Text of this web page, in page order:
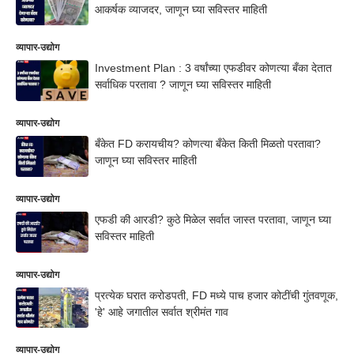
आकर्षक व्याजदर, जाणून घ्या सविस्तर माहिती
व्यापार-उद्योग
Investment Plan : 3 वर्षांच्या एफडीवर कोणत्या बँका देतात
सर्वाधिक परतावा ? जाणून घ्या सविस्तर माहिती
व्यापार-उद्योग
बँकेत FD करायचीय? कोणत्या बँकेत किती मिळतो परतावा?
जाणून घ्या सविस्तर माहिती
व्यापार-उद्योग
एफडी की आरडी? कुठे मिळेल सर्वात जास्त परतावा, जाणून घ्या
सविस्तर माहिती
व्यापार-उद्योग
प्रत्येक घरात करोडपती, FD मध्ये पाच हजार कोटींची गुंतवणूक,
'हे' आहे जगातील सर्वात श्रीमंत गाव
व्यापार-उद्योग